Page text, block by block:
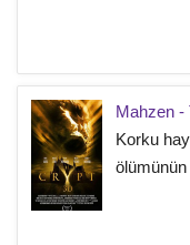
Mahzen -
Korku
ölümünün